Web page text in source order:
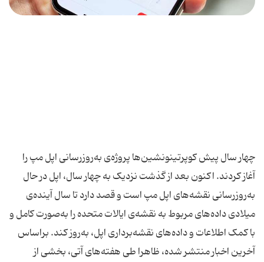
چهار سال پیش کوپرتینونشین‌ها پروژه‌ی به‌روزرسانی اپل مپ را
آغاز کردند. اکنون بعد از گذشت نزدیک به چهار سال، اپل در حال
به‌روز‌رسانی نقشه‌های اپل مپ است و قصد دارد تا سال آینده‌ی
میلادی داده‌های مربوط به نقشه‌ی ایالات متحده را به‌صورت کامل و
با کمک اطلاعات و داده‌های نقشه‌برداری اپل، به‌روز کند. براساس
آخرین اخبار منتشر شده، ظاهرا طی هفته‌های آتی، بخشی از